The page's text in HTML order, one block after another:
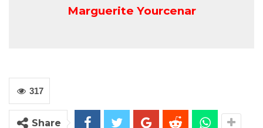
Marguerite Yourcenar
317
Share